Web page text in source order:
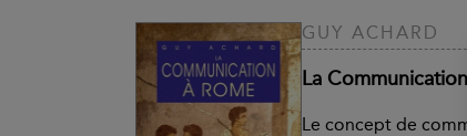
GUY ACHARD
La Communication
Le concept de